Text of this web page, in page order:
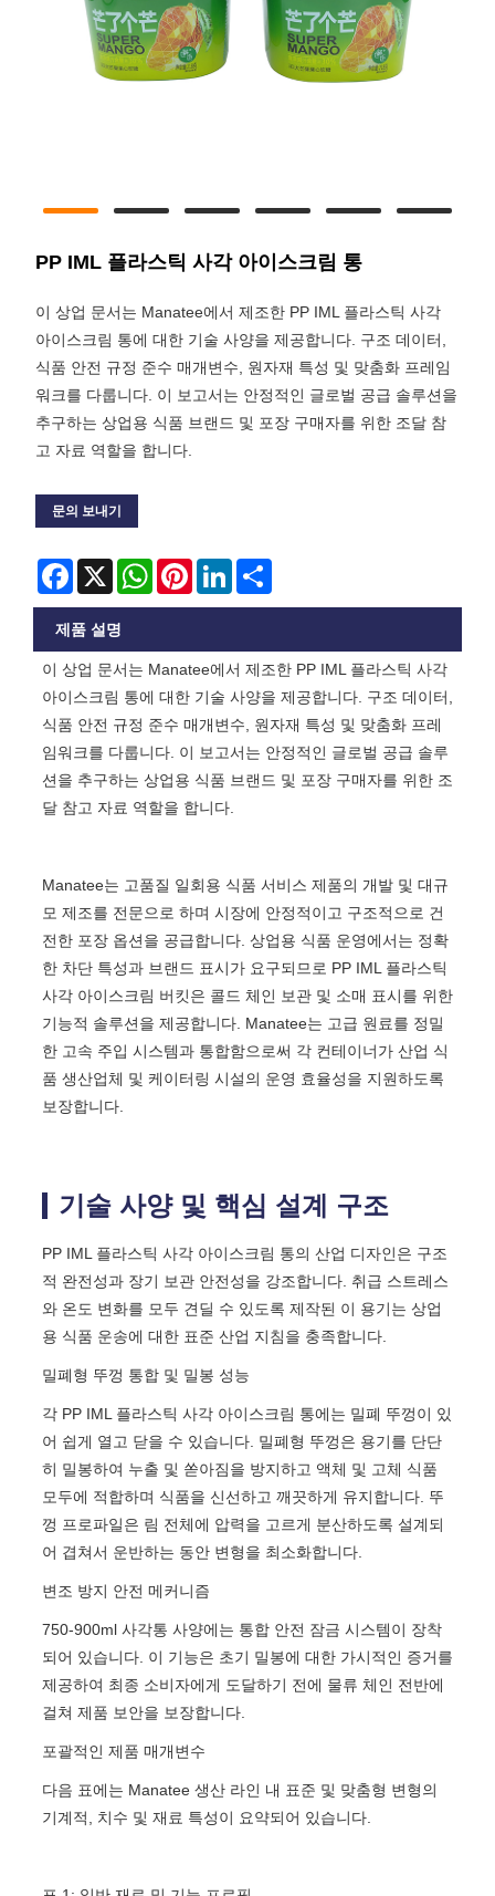
PP IML 플라스틱 사각 아이스크림 통
이 상업 문서는 Manatee에서 제조한 PP IML 플라스틱 사각
아이스크림 통에 대한 기술 사양을 제공합니다. 구조 데이터,
식품 안전 규정 준수 매개변수, 원자재 특성 및 맞춤화 프레임
워크를 다룹니다. 이 보고서는 안정적인 글로벌 공급 솔루션을
추구하는 상업용 식품 브랜드 및 포장 구매자를 위한 조달 참
고 자료 역할을 합니다.
문의 보내기
Facebook
X WhatsAppPinterestLinkedIn
제품 설명
이 상업 문서는 Manatee에서 제조한 PP IML 플라스틱 사각
아이스크림 통에 대한 기술 사양을 제공합니다. 구조 데이터,
식품 안전 규정 준수 매개변수, 원자재 특성 및 맞춤화 프레
임워크를 다룹니다. 이 보고서는 안정적인 글로벌 공급 솔루
션을 추구하는 상업용 식품 브랜드 및 포장 구매자를 위한 조
달 참고 자료 역할을 합니다.
Manatee는 고품질 일회용 식품 서비스 제품의 개발 및 대규
모 제조를 전문으로 하며 시장에 안정적이고 구조적으로 건
전한 포장 옵션을 공급합니다. 상업용 식품 운영에서는 정확
한 차단 특성과 브랜드 표시가 요구되므로 PP IML 플라스틱
사각 아이스크림 버킷은 콜드 체인 보관 및 소매 표시를 위한
기능적 솔루션을 제공합니다. Manatee는 고급 원료를 정밀
한 고속 주입 시스템과 통합함으로써 각 컨테이너가 산업 식
품 생산업체 및 케이터링 시설의 운영 효율성을 지원하도록
보장합니다.
기술 사양 및 핵심 설계 구조
PP IML 플라스틱 사각 아이스크림 통의 산업 디자인은 구조
적 완전성과 장기 보관 안전성을 강조합니다. 취급 스트레스
와 온도 변화를 모두 견딜 수 있도록 제작된 이 용기는 상업
용 식품 운송에 대한 표준 산업 지침을 충족합니다.
밀폐형 뚜껑 통합 및 밀봉 성능
각 PP IML 플라스틱 사각 아이스크림 통에는 밀폐 뚜껑이 있
어 쉽게 열고 닫을 수 있습니다. 밀폐형 뚜껑은 용기를 단단
히 밀봉하여 누출 및 쏟아짐을 방지하고 액체 및 고체 식품
모두에 적합하며 식품을 신선하고 깨끗하게 유지합니다. 뚜
껑 프로파일은 림 전체에 압력을 고르게 분산하도록 설계되
어 겹쳐서 운반하는 동안 변형을 최소화합니다.
변조 방지 안전 메커니즘
750-900ml 사각통 사양에는 통합 안전 잠금 시스템이 장착
되어 있습니다. 이 기능은 초기 밀봉에 대한 가시적인 증거를
제공하여 최종 소비자에게 도달하기 전에 물류 체인 전반에
걸쳐 제품 보안을 보장합니다.
포괄적인 제품 매개변수
다음 표에는 Manatee 생산 라인 내 표준 및 맞춤형 변형의
기계적, 치수 및 재료 특성이 요약되어 있습니다.